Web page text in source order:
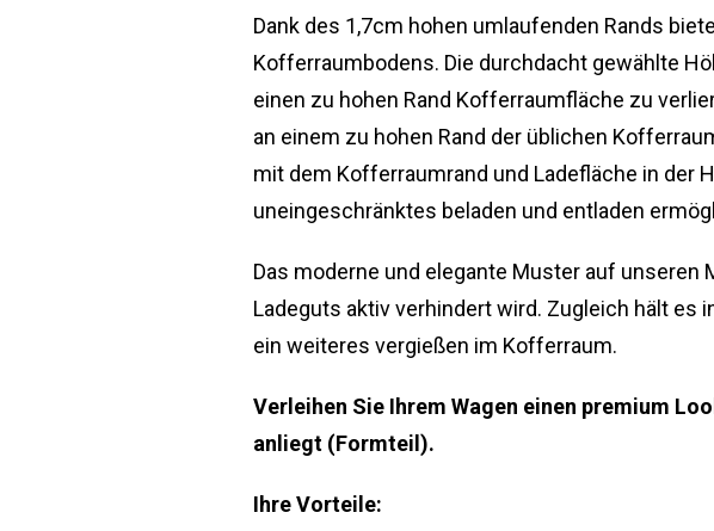
Dank des 1,7cm hohen umlaufenden Rands
Kofferraumbodens. Die durchdacht gewählte
einen zu hohen Rand Kofferraumfläche zu
an einem zu hohen Rand der üblichen
mit dem Kofferraumrand und Ladefläche in der
uneingeschränktes beladen und entladen
Das moderne und elegante Muster auf
Ladeguts aktiv verhindert wird. Zugleich hält
ein weiteres vergießen im Kofferraum.
Verleihen Sie Ihrem Wagen einen premium
anliegt (Formteil).
Ihre Vorteile: